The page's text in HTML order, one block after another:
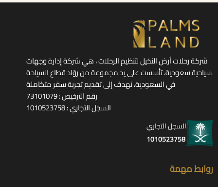
شركة رحلات أرض النخيل لتنظيم الرحلات ، هي شركة إدارة وجهات
سياحية سعودية، تأسست على يد مجموعة من روّاد قطاع السياحة
في السعودية، نهدف إلى تقديم تجربة سفر متكاملة
رقم الترخيص : 73101079
السجل التجاري : 1010523758
السجل التجاري
1010523758
روابط مهمة